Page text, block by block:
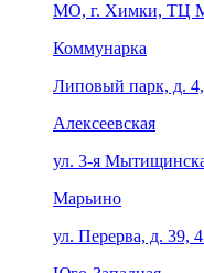
МО, г. Химки, ТЦ
Коммунарка
Липовый парк, д.
Алексеевская
ул. 3-я
Марьино
ул. Перерва, д. 39,